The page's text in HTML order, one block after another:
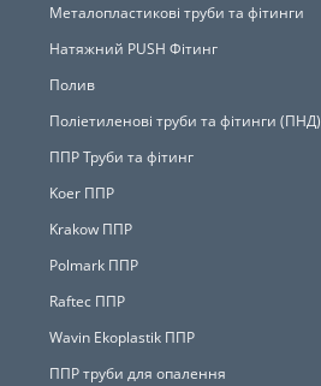
Металопластикові труби та фітинги
Натяжний PUSH Фітинг
Полив
Поліетиленові труби та фітинги (ПНД)
ППР Труби та фітинг
Koer ППР
Krakow ППР
Polmark ППР
Raftec ППР
Wavin Ekoplastik ППР
ППР труби для опалення